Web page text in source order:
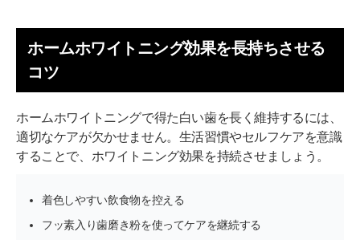
ホームホワイトニング効果を長持ちさせる
コツ
ホームホワイトニングで得た白い歯を長く維持するには、
適切なケアが欠かせません。生活習慣やセルフケアを意識
することで、ホワイトニング効果を持続させましょう。
着色しやすい飲食物を控える
フッ素入り歯磨き粉を使ってケアを継続する